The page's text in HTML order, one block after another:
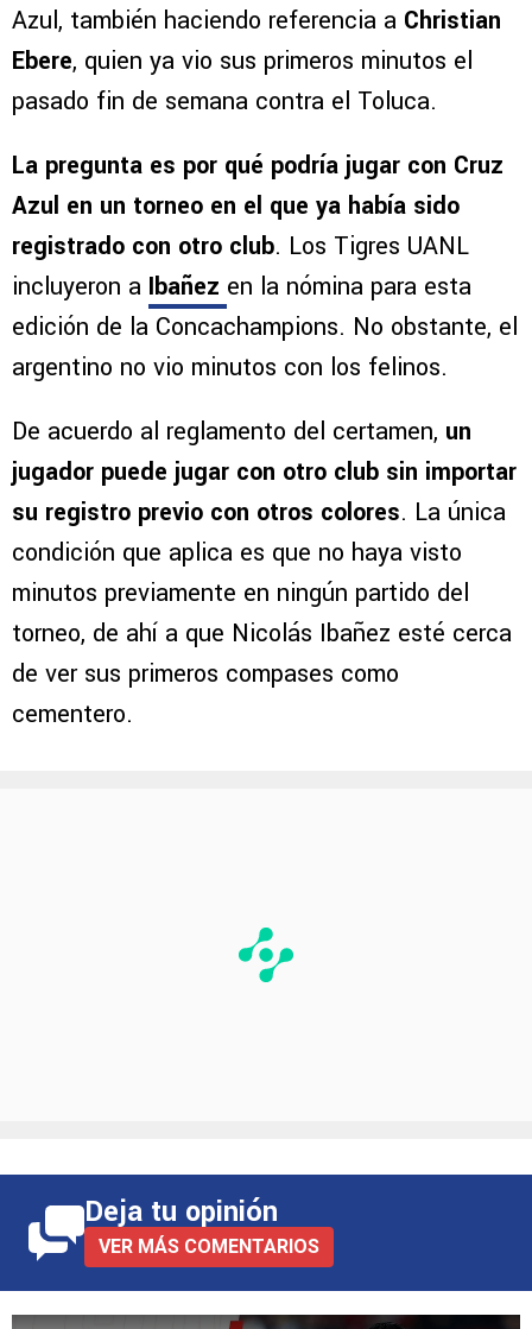
Azul, también haciendo referencia a Christian
Ebere, quien ya vio sus primeros minutos el
pasado fin de semana contra el Toluca.
La pregunta es por qué podría jugar con Cruz
Azul en un torneo en el que ya había sido
registrado con otro club. Los Tigres UANL
incluyeron a Ibañez en la nómina para esta
edición de la Concachampions. No obstante, el
argentino no vio minutos con los felinos.
De acuerdo al reglamento del certamen, un
jugador puede jugar con otro club sin importar
su registro previo con otros colores. La única
condición que aplica es que no haya visto
minutos previamente en ningún partido del
torneo, de ahí a que Nicolás Ibañez esté cerca
de ver sus primeros compases como
cementero.
Deja tu opinión
VER MÁS COMENTARIOS